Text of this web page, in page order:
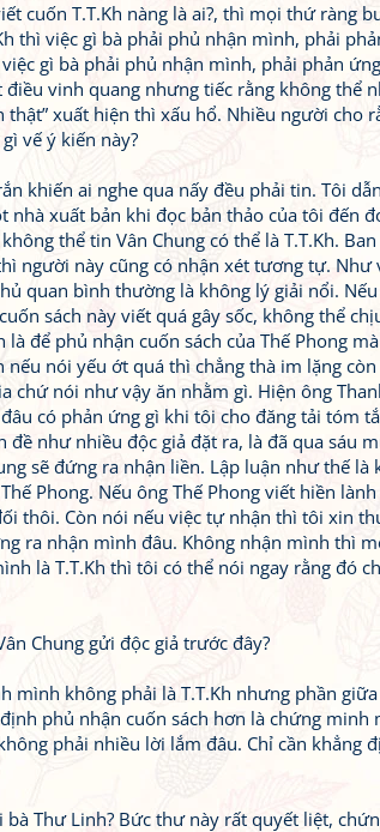
cuốn T.T.Kh nàng là ai?, thì mọi thứ ràng
thì việc gì bà phải phủ nhận mình, phải
gì bà phải phủ nhận mình, phải phản
vinh quang nhưng tiếc rằng không thể
thật” xuất hiện thì xấu hổ. Nhiều người cho
vế ý kiến này?
khiến ai nghe qua nấy đều phải tin. Tôi
xuất bản khi đọc bản thảo của tôi đến
thể tin Vân Chung có thể là T.T.Kh.
người này cũng có nhận xét tương tự. Như
quan bình thường là không lý giải nổi. Nếu
sách này viết quá gây sốc, không thể
để phủ nhận cuốn sách của Thế Phong
nói yếu ớt quá thì chẳng thà im lặng
chứ nói như vậy ăn nhằm gì. Hiện ông
có phản ứng gì khi tôi cho đăng tải tóm
đề như nhiều độc giả đặt ra, là đã qua sáu
sẽ đứng ra nhận liền. Lập luận như thế là
Phong. Nếu ông Thế Phong viết hiền
thôi. Còn nói nếu việc tự nhận thì tôi xin
ra nhận mình đâu. Không nhận mình thì
là T.T.Kh thì tôi có thể nói ngay rằng đó
Chung gửi độc giả trước đây?
mình không phải là T.T.Kh nhưng phần
phủ nhận cuốn sách hơn là chứng minh
phải nhiều lời lắm đâu. Chỉ cần khẳng
Thư Linh? Bức thư này rất quyết liệt,